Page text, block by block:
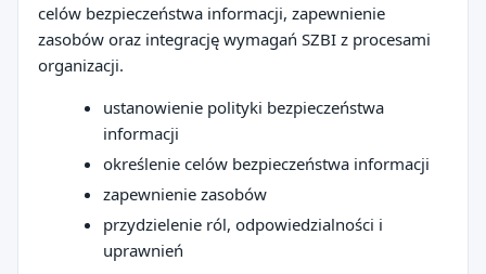
celów bezpieczeństwa informacji, zapewnienie
zasobów oraz integrację wymagań SZBI z procesami
organizacji.
ustanowienie polityki bezpieczeństwa
informacji
określenie celów bezpieczeństwa informacji
zapewnienie zasobów
przydzielenie ról, odpowiedzialności i
uprawnień